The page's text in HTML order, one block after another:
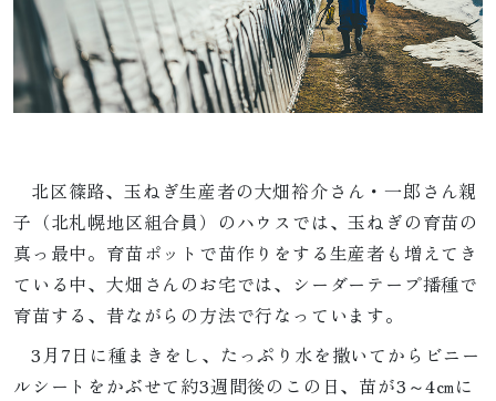
北区篠路、玉ねぎ生産者の大畑裕介さん・一郎さん親
子（北札幌地区組合員）のハウスでは、玉ねぎの育苗の
真っ最中。育苗ポットで苗作りをする生産者も増えてき
ている中、大畑さんのお宅では、シーダーテープ播種で
育苗する、昔ながらの方法で行なっています。
3月7日に種まきをし、たっぷり水を撒いてからビニー
ルシートをかぶせて約3週間後のこの日、苗が3～4㎝に